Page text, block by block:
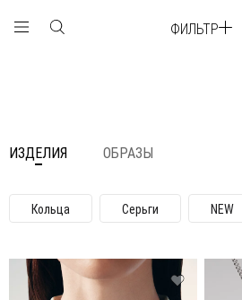
ФИЛЬТР
ИЗДЕЛИЯ ОБРАЗЫ
Кольца Серьги NEW